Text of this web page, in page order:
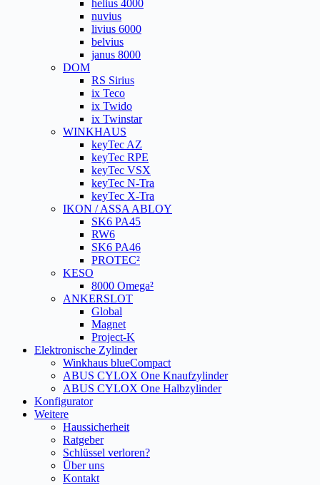
helius 4000
nuvius
livius 6000
belvius
janus 8000
DOM
RS Sirius
ix Teco
ix Twido
ix Twinstar
WINKHAUS
keyTec AZ
keyTec RPE
keyTec VSX
keyTec N-Tra
keyTec X-Tra
IKON / ASSA ABLOY
SK6 PA45
RW6
SK6 PA46
PROTEC²
KESO
8000 Omega²
ANKERSLOT
Global
Magnet
Project-K
Elektronische Zylinder
Winkhaus blueCompact
ABUS CYLOX One Knaufzylinder
ABUS CYLOX One Halbzylinder
Konfigurator
Weitere
Haussicherheit
Ratgeber
Schlüssel verloren?
Über uns
Kontakt